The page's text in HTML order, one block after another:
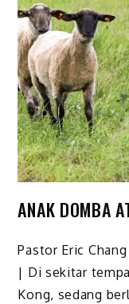
ANAK DOMBA
Pastor Eric
| Di sekitar
Kong, sedang